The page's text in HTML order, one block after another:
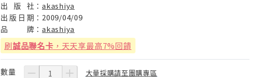
出 版 社：akashiya
出 版 日 期： 2009/04/09
品
牌：akashiya
刷誠品聯名卡 ，天天享最高7%回饋
數量 大量採購請至團購專區